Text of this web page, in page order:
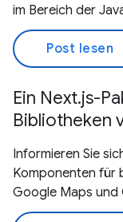
im Bereich der
Post lesen
Ein Next.js-
Bibliotheken
Informieren Sie
Komponenten für
Google Maps und